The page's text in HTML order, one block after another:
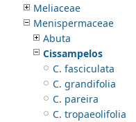
Meliaceae
Menispermaceae
Abuta
Cissampelos
C. fasciculata
C. grandifolia
C. pareira
C. tropaeolifolia